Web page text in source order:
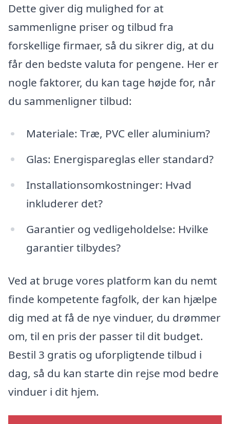
Dette giver dig mulighed for at
sammenligne priser og tilbud fra
forskellige firmaer, så du sikrer dig, at du
får den bedste valuta for pengene. Her er
nogle faktorer, du kan tage højde for, når
du sammenligner tilbud:
Materiale: Træ, PVC eller aluminium?
Glas: Energispareglas eller standard?
Installationsomkostninger: Hvad
inkluderer det?
Garantier og vedligeholdelse: Hvilke
garantier tilbydes?
Ved at bruge vores platform kan du nemt
finde kompetente fagfolk, der kan hjælpe
dig med at få de nye vinduer, du drømmer
om, til en pris der passer til dit budget.
Bestil 3 gratis og uforpligtende tilbud i
dag, så du kan starte din rejse mod bedre
vinduer i dit hjem.